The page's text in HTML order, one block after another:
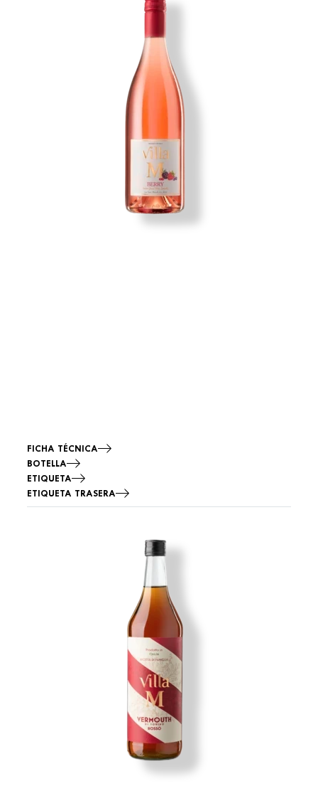
FICHA TÉCNICA
BOTELLA
ETIQUETA
ETIQUETA TRASERA